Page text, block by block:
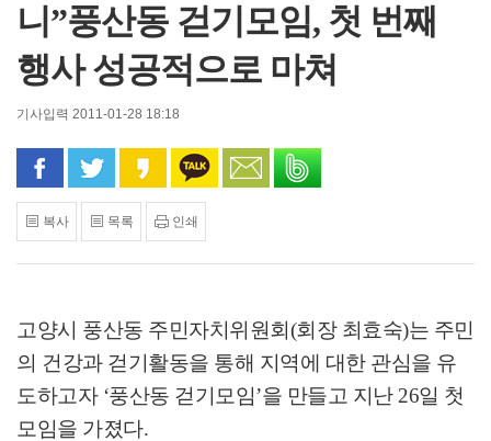
니”풍산동 걷기모임, 첫 번째
행사 성공적으로 마쳐
기사입력 2011-01-28 18:18
페이스북으로 공유
트위터로 공유카카오 스토리로 공유
카카오톡으로 공유
문자로 공유
복사 목록 인쇄
고양시 풍산동 주민자치위원회(회장 최효숙)는 주민
의 건강과 걷기활동을 통해 지역에 대한 관심을 유
도하고자 ‘풍산동 걷기모임’을 만들고 지난 26일 첫
모임을 가졌다.